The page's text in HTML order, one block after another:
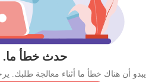
حدث خطأ ما.
يبدو أن هناك خطأ ما أثناء معالجة طلبك.